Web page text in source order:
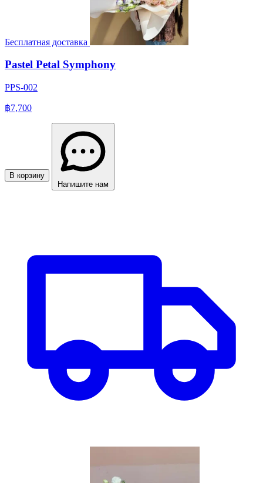
Бесплатная доставка
Pastel Petal Symphony
PPS-002
฿7,700
В корзину
Напишите нам